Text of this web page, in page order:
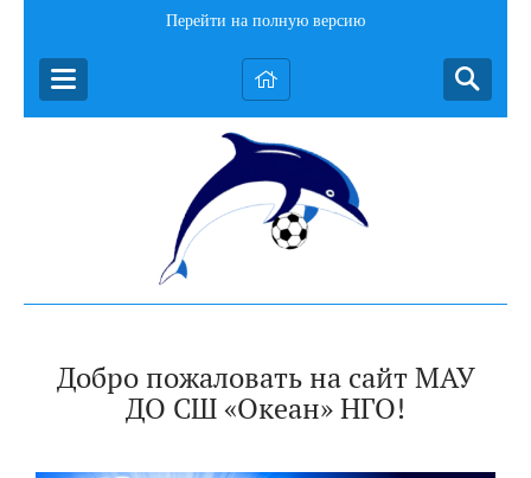
Перейти на полную версию
Добро пожаловать на сайт МАУ
ДО СШ «Океан» НГО!